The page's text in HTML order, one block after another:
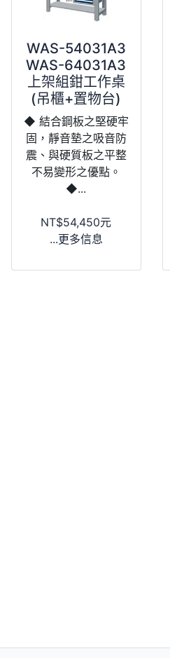
WAS-54031A3
WAS-64031A3
上架組鉗工作桌
(吊櫃+置物台)
◆ 結合鋼板之堅硬牢
固，靜音墊之吸音防
震、與硬質板之平整
不易變形之優點。
◆...
NT$54,450元
...更多信息